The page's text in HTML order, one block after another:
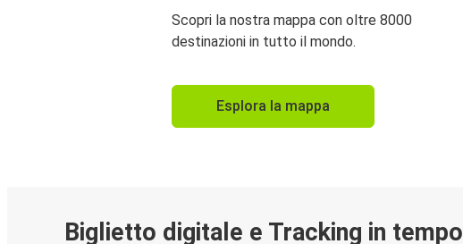
Scopri la nostra mappa con oltre 8000
destinazioni in tutto il mondo.
Esplora la mappa
Biglietto digitale e Tracking in